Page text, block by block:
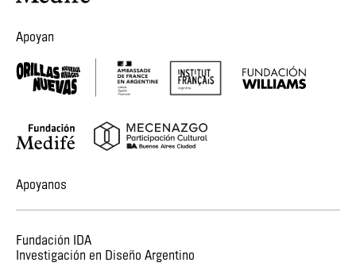
Apoyan
Apoyanos
Fundación IDA
Investigación en Diseño Argentino